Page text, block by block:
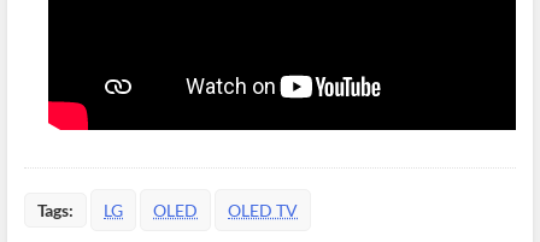
Tags: LG OLED OLED TV